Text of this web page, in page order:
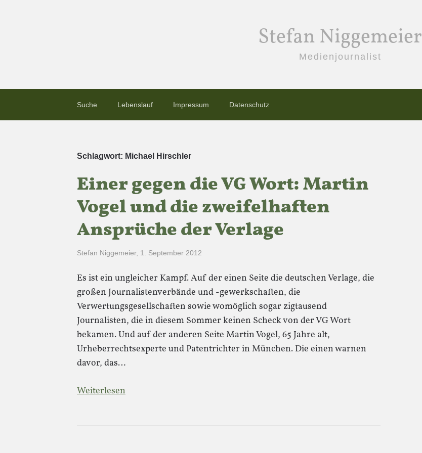
Stefan Niggemeier
Medienjournalist
Suche Lebenslauf Impressum Datenschutz
Schlagwort: Michael Hirschler
Einer gegen die VG Wort: Martin
Vogel und die zweifelhaften
Ansprüche der Verlage
Stefan Niggemeier, 1. September 2012
Es ist ein ungleicher Kampf. Auf der einen Seite die deutschen Verlage, die
großen Journalistenverbände und -gewerkschaften, die
Verwertungsgesellschaften sowie womöglich sogar zigtausend
Journalisten, die in diesem Sommer keinen Scheck von der VG Wort
bekamen. Und auf der anderen Seite Martin Vogel, 65 Jahre alt,
Urheberrechtsexperte und Patentrichter in München. Die einen warnen
davor, das…
Weiterlesen